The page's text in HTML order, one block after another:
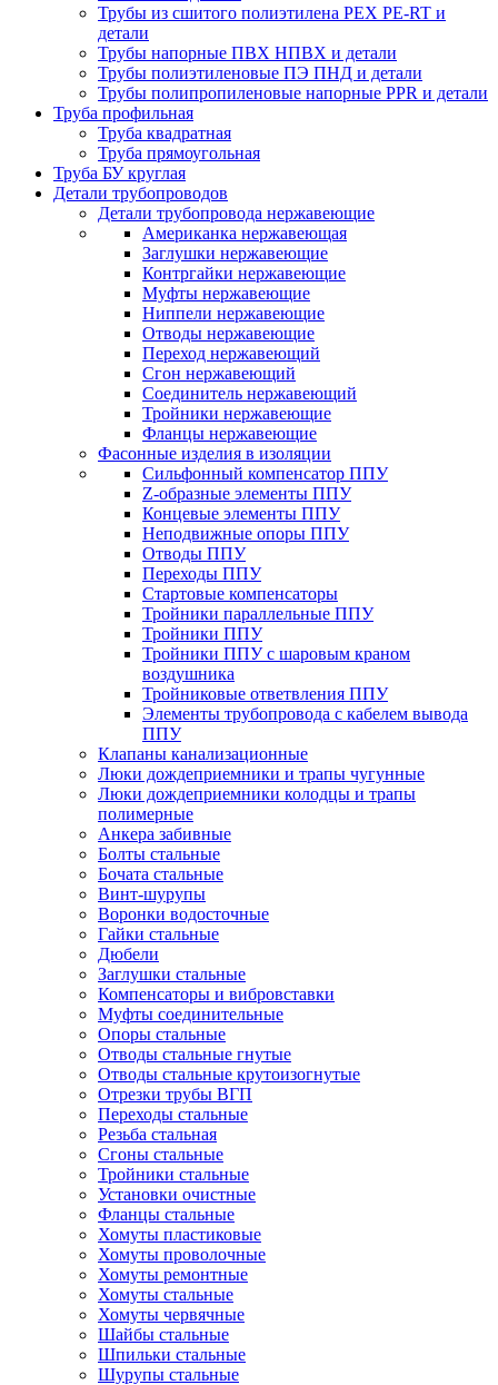
Трубы из сшитого полиэтилена PEX PE-RT и
детали
Трубы напорные ПВХ НПВХ и детали
Трубы полиэтиленовые ПЭ ПНД и детали
Трубы полипропиленовые напорные PPR и детали
Труба профильная
Труба квадратная
Труба прямоугольная
Труба БУ круглая
Детали трубопроводов
Детали трубопровода нержавеющие
Американка нержавеющая
Заглушки нержавеющие
Контргайки нержавеющие
Муфты нержавеющие
Ниппели нержавеющие
Отводы нержавеющие
Переход нержавеющий
Сгон нержавеющий
Соединитель нержавеющий
Тройники нержавеющие
Фланцы нержавеющие
Фасонные изделия в изоляции
Cильфонный компенсатор ППУ
Z-образные элементы ППУ
Концевые элементы ППУ
Неподвижные опоры ППУ
Отводы ППУ
Переходы ППУ
Стартовые компенсаторы
Тройники параллельные ППУ
Тройники ППУ
Тройники ППУ с шаровым краном
воздушника
Тройниковые ответвления ППУ
Элементы трубопровода с кабелем вывода
ППУ
Клапаны канализационные
Люки дождеприемники и трапы чугунные
Люки дождеприемники колодцы и трапы
полимерные
Анкера забивные
Болты стальные
Бочата стальные
Винт-шурупы
Воронки водосточные
Гайки стальные
Дюбели
Заглушки стальные
Компенсаторы и вибровставки
Муфты соединительные
Опоры стальные
Отводы стальные гнутые
Отводы стальные крутоизогнутые
Отрезки трубы ВГП
Переходы стальные
Резьба стальная
Сгоны стальные
Тройники стальные
Установки очистные
Фланцы стальные
Хомуты пластиковые
Хомуты проволочные
Хомуты ремонтные
Хомуты стальные
Хомуты червячные
Шайбы стальные
Шпильки стальные
Шурупы стальные